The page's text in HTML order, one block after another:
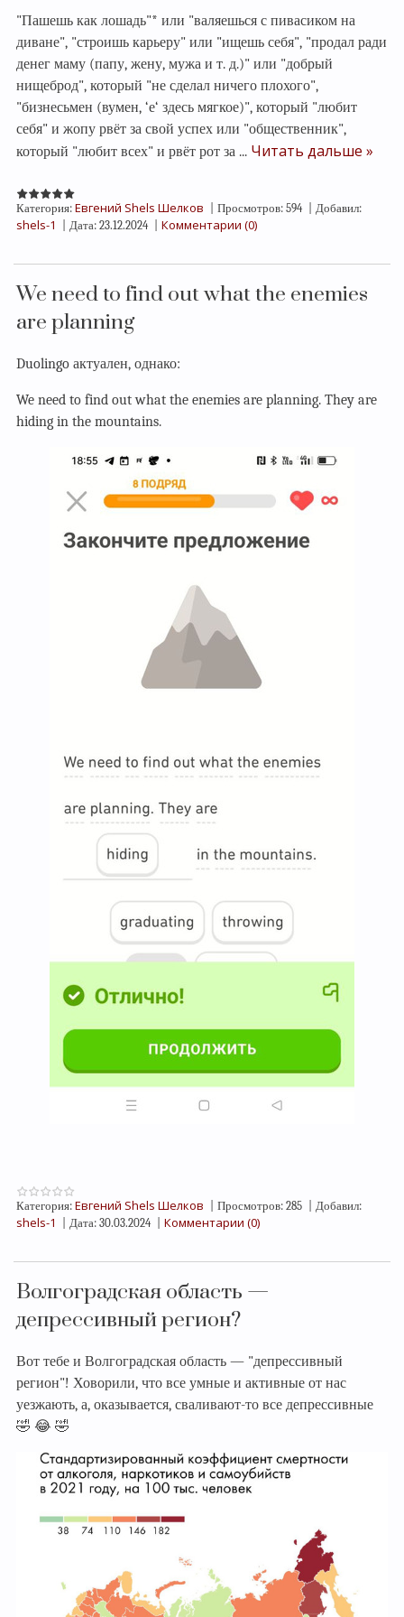
"Пашешь как лошадь"* или "валяешься с пивасиком на
диване", "строишь карьеру" или "ищешь себя", "продал ради
денег маму (папу, жену, мужа и т. д.)" или "добрый
нищеброд", который "не сделал ничего плохого",
"бизнесьмен (вумен, ‘е‘ здесь мягкое)", который "любит
себя" и жопу рвёт за свой успех или "общественник",
который "любит всех" и рвёт рот за ... Читать дальше »
Категория: Евгений Shels Шелков Просмотров: 594 Добавил:
shels-1 Дата: 23.12.2024 Комментарии (0)
We need to find out what the enemies
are planning
Duolingo актуален, однако:
We need to find out what the enemies are planning. They are
hiding in the mountains.
Категория: Евгений Shels Шелков Просмотров: 285 Добавил:
shels-1 Дата: 30.03.2024 Комментарии (0)
Волгоградская область —
депрессивный регион?
Вот тебе и Волгоградская область — "депрессивный
регион"! Ховорили, что все умные и активные от нас
уезжають, а, оказывается, сваливают-то все депрессивные
🤣 😂 🤣